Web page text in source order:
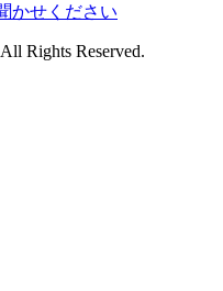
かせください
Rights Reserved.